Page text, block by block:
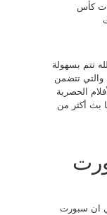
كأس
تتم بسهولة
والتي تتضمن
الحصرية
بث أكثر من
ان سبورت